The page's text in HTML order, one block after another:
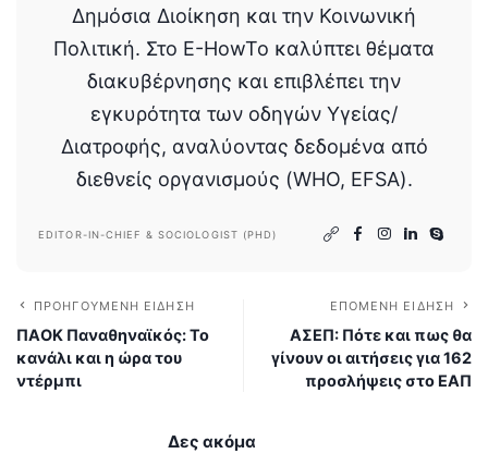
Δημόσια Διοίκηση και την Κοινωνική
Πολιτική. Στο E-HowTo καλύπτει θέματα
διακυβέρνησης και επιβλέπει την
εγκυρότητα των οδηγών Υγείας/
Διατροφής, αναλύοντας δεδομένα από
διεθνείς οργανισμούς (WHO, EFSA).
EDITOR-IN-CHIEF & SOCIOLOGIST (PHD)
ΠΡΟΗΓΟΎΜΕΝΗ ΕΊΔΗΣΗ
ΠΑΟΚ Παναθηναϊκός: Το
κανάλι και η ώρα του
ντέρμπι
ΕΠΌΜΕΝΗ ΕΊΔΗΣΗ
ΑΣΕΠ: Πότε και πως θα
γίνουν οι αιτήσεις για 162
προσλήψεις στο ΕΑΠ
Δες ακόμα